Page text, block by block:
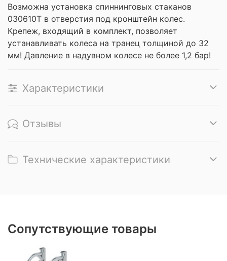
Возможна установка спиннинговых стаканов
030610Т в отверстия под кронштейн колес.
Крепеж, входящий в комплект, позволяет
устанавливать колеса на транец толщиной до 32
мм! Давление в надувном колесе не более 1,2 бар!
Характеристики
Отзывы
Технические характеристики
Сопутствующие товары